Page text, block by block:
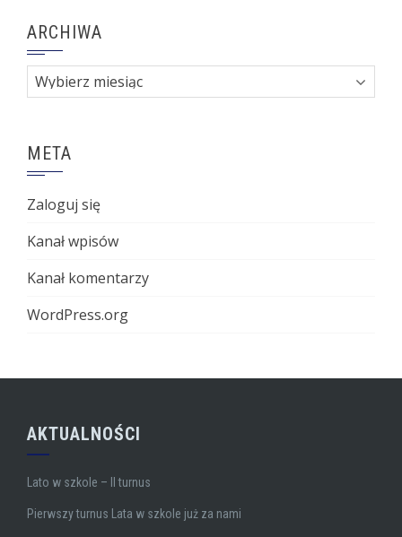
ARCHIWA
Archiwa
META
Zaloguj się
Kanał wpisów
Kanał komentarzy
WordPress.org
AKTUALNOŚCI
Lato w szkole – II turnus
Pierwszy turnus Lata w szkole już za nami